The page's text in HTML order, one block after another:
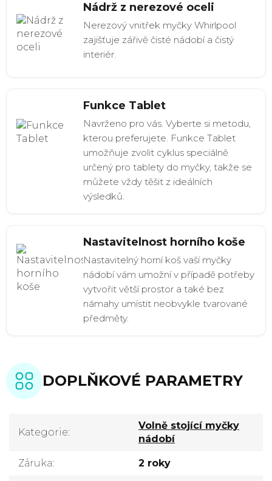
Nádrž z nerezové oceli
Nerezový vnitřek myčky Whirlpool
zajišťuje zářivě čisté nádobí a čistý
interiér.
Funkce Tablet
Navrženo pro vás. Vyberte si metodu,
kterou preferujete. Funkce Tablet
umožňuje zvolit cyklus speciálně
určený pro tablety do myčky, takže se
můžete vždy těšit z ideálních
výsledků.
Nastavitelnost horního koše
Nastavitelný horní koš vaší myčky
nádobí vám umožní v případě potřeby
vytvořit větší prostor a také bez
námahy umístit neobvykle tvarované
předměty.
DOPLŇKOVÉ PARAMETRY
Kategorie:
Volně stojící myčky
nádobí
Záruka: 2 roky